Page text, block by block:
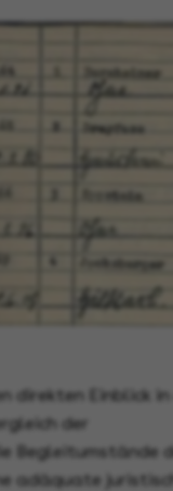
direkten Einblick in
der
Begleitumstände
adäquate